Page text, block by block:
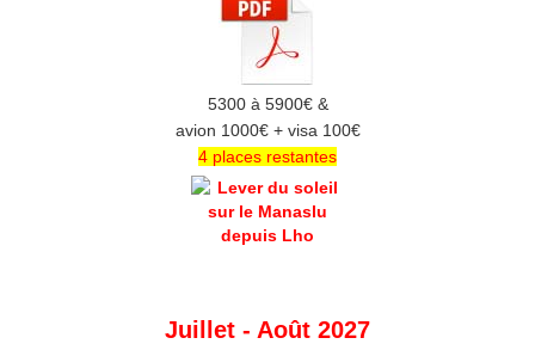
5300 à 5900€ &
avion 1000€ + visa 100€
4 places restantes
Juillet - Août 2027